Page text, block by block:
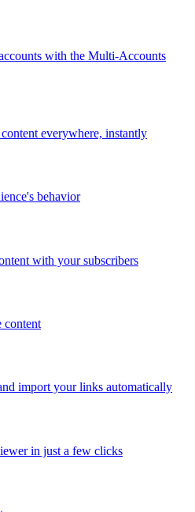
with the Multi-Accounts
everywhere, instantly
behavior
with your subscribers
content
import your links automatically
in just a few clicks